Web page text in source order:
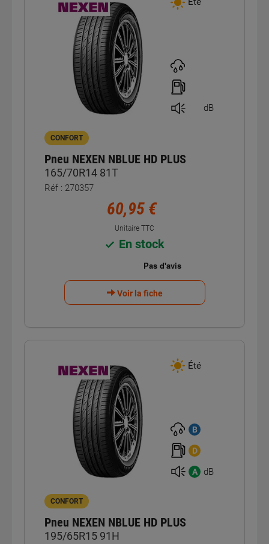
dB
CONFORT
Pneu NEXEN NBLUE HD PLUS
165/70R14 81T
Réf : 270357
60,95 €
Unitaire TTC
En stock
Voir la fiche
Été
B
D
A dB
CONFORT
Pneu NEXEN NBLUE HD PLUS
195/65R15 91H